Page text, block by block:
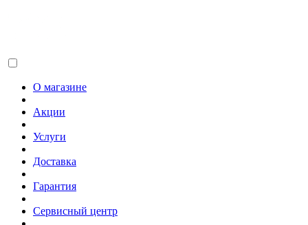
О магазине
Акции
Услуги
Доставка
Гарантия
Сервисный центр